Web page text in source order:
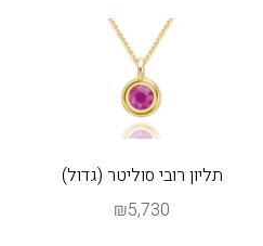
תליון רובי סוליטר (גדול)
₪5,730